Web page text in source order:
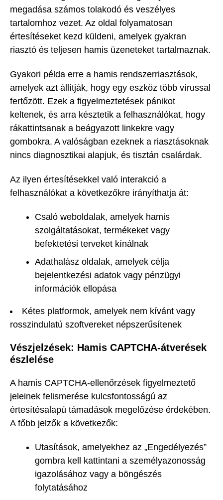
megadása számos tolakodó és veszélyes
tartalomhoz vezet. Az oldal folyamatosan
értesítéseket kezd küldeni, amelyek gyakran
riasztó és teljesen hamis üzeneteket tartalmaznak.
Gyakori példa erre a hamis rendszerriasztások,
amelyek azt állítják, hogy egy eszköz több vírussal
fertőzött. Ezek a figyelmeztetések pánikot
keltenek, és arra késztetik a felhasználókat, hogy
rákattintsanak a beágyazott linkekre vagy
gombokra. A valóságban ezeknek a riasztásoknak
nincs diagnosztikai alapjuk, és tisztán csalárdak.
Az ilyen értesítésekkel való interakció a
felhasználókat a következőkre irányíthatja át:
Csaló weboldalak, amelyek hamis
szolgáltatásokat, termékeket vagy
befektetési terveket kínálnak
Adathalász oldalak, amelyek célja
bejelentkezési adatok vagy pénzügyi
információk ellopása
Kétes platformok, amelyek nem kívánt vagy
rosszindulatú szoftvereket népszerűsítenek
Vészjelzések: Hamis CAPTCHA-átverések
észlelése
A hamis CAPTCHA-ellenőrzések figyelmeztető
jeleinek felismerése kulcsfontosságú az
értesítésalapú támadások megelőzése érdekében.
A főbb jelzők a következők:
Utasítások, amelyekhez az „Engedélyezés”
gombra kell kattintani a személyazonosság
igazolásához vagy a böngészés
folytatásához